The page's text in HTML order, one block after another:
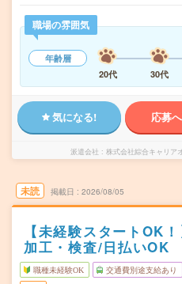
職場の雰囲気
年齢層
20代
30代
気になる! 応募
派遣会社 株式会社綜合キャリア
未読 掲載日 2026/08/05
【未経験スタートOK
加工・検査/日払いOK
職種未経験OK 交通費別途支給あり